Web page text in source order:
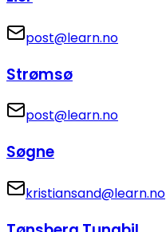
post@learn.no
Strømsø
post@learn.no
Søgne
kristiansand@learn.no